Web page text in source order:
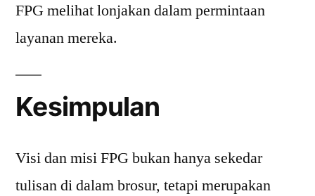
FPG melihat lonjakan dalam permintaan
layanan mereka.
Kesimpulan
Visi dan misi FPG bukan hanya sekedar
tulisan di dalam brosur, tetapi merupakan